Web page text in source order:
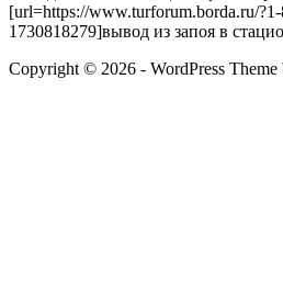
[url=https://www.turforum.borda.ru/
1730818279]вывод из запоя в
Copyright © 2026 - WordPress Theme